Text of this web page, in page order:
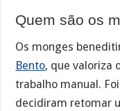
Quem são os
Os monges
Bento, que valoriza
trabalho manual.
decidiram retomar